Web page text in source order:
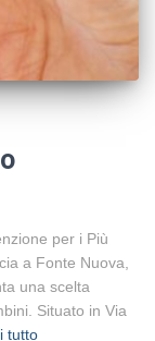
per i Più
a Fonte Nuova,
una scelta
Situato in Via
tutto